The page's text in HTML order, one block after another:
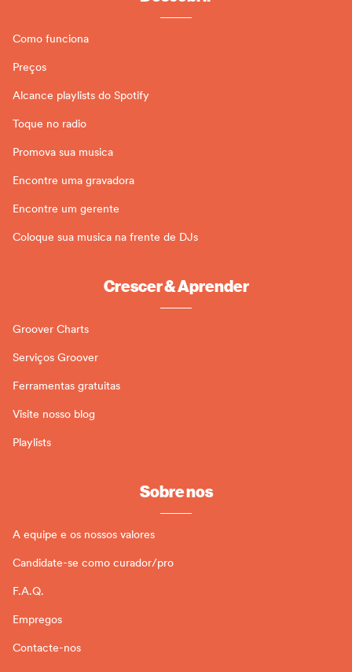
Como funciona
Preços
Alcance playlists do Spotify
Toque no radio
Promova sua musica
Encontre uma gravadora
Encontre um gerente
Coloque sua musica na frente de DJs
Crescer & Aprender
Groover Charts
Serviços Groover
Ferramentas gratuitas
Visite nosso blog
Playlists
Sobre nos
A equipe e os nossos valores
Candidate-se como curador/pro
F.A.Q.
Empregos
Contacte-nos